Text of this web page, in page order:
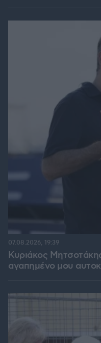
Κυριάκος
αγαπημένο μου
07.08.2026, 19:39